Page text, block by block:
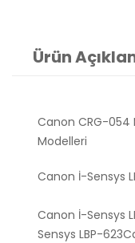
Ürün
Canon CRG-054
Modelleri
Canon İ-Sensys
Canon İ-Sensys
Sensys LBP-